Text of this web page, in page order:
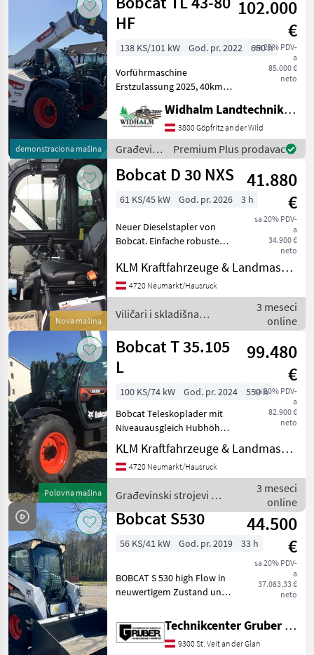
Bobcat
demonstraciona mašina
HF
102.000
€
sa 20% PDV-
a
85.000 €
neto
138 KS/101 kW God. pr. 2022
650 h
Vorführmaschine
Erstzulassung 2025, 40km/h
Pumpe 190L/min,
Ausstattungspaket Agri 3
mit Rückfahrkamera, hydr.
Verriegelung, Bereifung
460/70
Widhalm Landtechnik GmbH
3800 Göpfritz an der Wild
Građevinski
strojevi /
Bobcat
Premium Plus prodavac
Nova mašina
Bobcat D 30 NXS 41.880
€
sa 20% PDV-
a
34.900 €
neto
61 KS/45 kW God. pr. 2026 3 h
Neuer Dieselstapler von
Bobcat. Einfache robuste
Hubhöhe: 4930mm Hydr.
Zinkenverstellung und
hydr. Verschub Vollkabine
mit Heizung G
KLM Kraftfahrzeuge & Landmaschinen GmbH
4720 Neumarkt/Hausruck
Viličari i skladišna
tehnika / Bobcat
3 meseci
online
Polovna mašina
Bobcat T 35.105
L
99.480
€
sa 20% PDV-
a
82.900 €
neto
100 KS/74 kW God. pr. 2024
550 h
Bobcat Teleskoplader mit
Niveauausgleich Hubhöhe:
10, 3m Hubkraft: 3500kg
Luftgefederter Fahrersitz
Drehbare
poliger Steckdose hinten
Quic
KLM Kraftfahrzeuge & Landmaschinen GmbH
4720 Neumarkt/Hausruck
Građevinski strojevi /
Bobcat
3 meseci
online
Bobcat S530
44.500
€
sa 20% PDV-
a
37.083,33 €
neto
56 KS/41 kW God. pr. 2019 33 h
BOBCAT S 530 high Flow in
neuwertigem Zustand und
Verkaufspreis neu: 60.000 €
inkl. * Kubota Motor ! * High
flow Hydraulik * 1823 kg
Technikcenter Gruber GmbH
9300 St. Veit an der Glan